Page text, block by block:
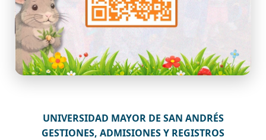
UNIVERSIDAD MAYOR DE SAN ANDRÉS
GESTIONES, ADMISIONES Y REGISTROS